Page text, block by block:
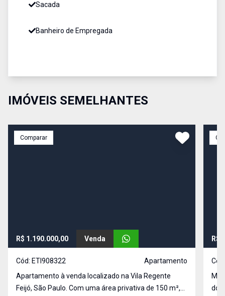
Sacada
Banheiro de Empregada
IMÓVEIS SEMELHANTES
Comparar
R$ 1.190.000,00 Venda
Cód: ETI908322
Apartamento
Apartamento à venda localizado na Vila Regente
Feijó, São Paulo. Com uma área privativa de 150 m²,
R$
dos